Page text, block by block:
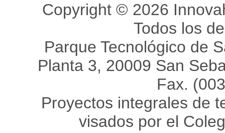
Copyright © 2026
Todos los
Parque Tecnológico de
Planta 3, 20009 San
Fax.
Proyectos integrales de
visados por el